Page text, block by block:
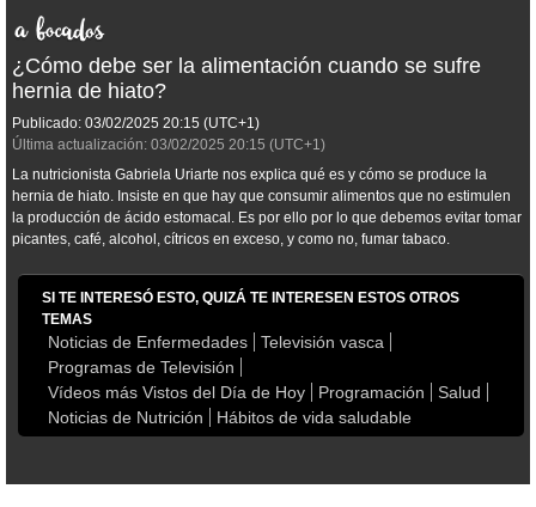
¿Cómo debe ser la alimentación cuando se sufre
hernia de hiato?
Publicado: 03/02/2025 20:15 (UTC+1)
Última actualización: 03/02/2025 20:15 (UTC+1)
La nutricionista Gabriela Uriarte nos explica qué es y cómo se produce la
hernia de hiato. Insiste en que hay que consumir alimentos que no estimulen
la producción de ácido estomacal. Es por ello por lo que debemos evitar tomar
picantes, café, alcohol, cítricos en exceso, y como no, fumar tabaco.
SI TE INTERESÓ ESTO, QUIZÁ TE INTERESEN ESTOS OTROS
TEMAS
Noticias de Enfermedades
Televisión vasca
Programas de Televisión
Vídeos más Vistos del Día de Hoy
Programación
Salud
Noticias de Nutrición
Hábitos de vida saludable